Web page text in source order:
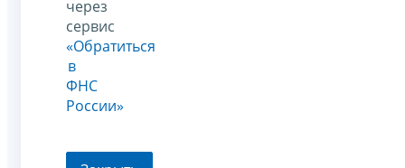
через
сервис
«Обратиться
в
ФНС
России»